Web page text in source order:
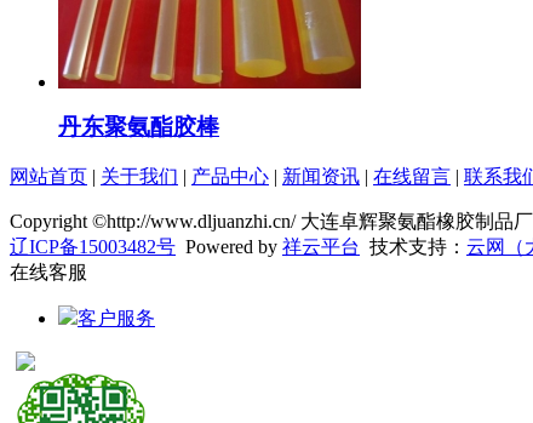
丹东聚氨酯胶棒
网站首页 | 关于我们 | 产品中心 | 新闻资讯 | 在线留言 | 联系我
Copyright ©http://www.dljuanzhi.cn/ 大连卓辉聚氨酯橡胶制品
辽ICP备15003482号 Powered by 祥云平台 技术支持： 云网（
在线客服
客户服务